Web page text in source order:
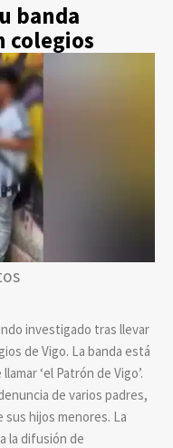
banda
colegios
investigado tras llevar
de Vigo. La banda está
‘el Patrón de Vigo’.
de varios padres,
hijos menores. La
la difusión de